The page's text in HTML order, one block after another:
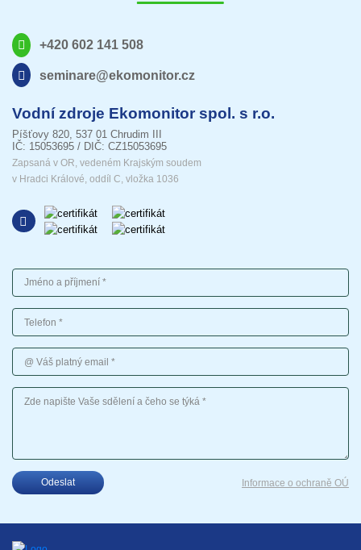
+420 602 141 508
seminare@ekomonitor.cz
Vodní zdroje Ekomonitor spol. s r.o.
Píšťovy 820, 537 01 Chrudim III
IČ: 15053695 / DIČ: CZ15053695
Zapsaná v OR, vedeném Krajským soudem
v Hradci Králové, oddíl C, vložka 1036
Jméno a příjmení
Telefon
Váš platný email
Vaše sdělení
Odeslat Informace o ochraně OÚ